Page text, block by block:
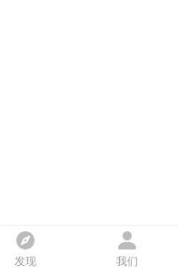
发现 我们